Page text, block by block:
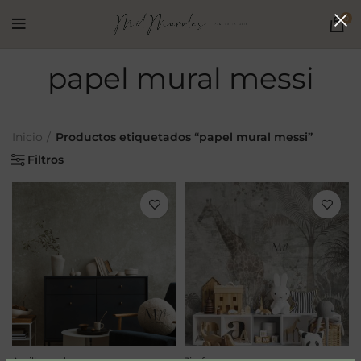
0
papel mural messi
Inicio
Productos etiquetados “papel mural messi”
Filtros